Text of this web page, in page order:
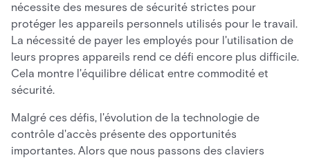
nécessite des mesures de sécurité strictes pour
protéger les appareils personnels utilisés pour le travail.
La nécessité de payer les employés pour l'utilisation de
leurs propres appareils rend ce défi encore plus difficile.
Cela montre l'équilibre délicat entre commodité et
sécurité.
Malgré ces défis, l'évolution de la technologie de
contrôle d'accès présente des opportunités
importantes. Alors que nous passons des claviers